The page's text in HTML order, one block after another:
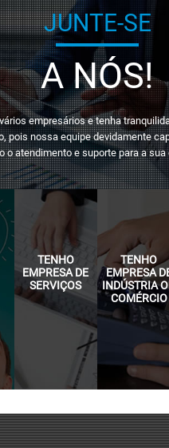
JUNTE-SE
A NÓS!
empresários e tenha
pois nossa equipe devidamente
o atendimento e suporte para a sua
TENHO
EMPRESA DE
SERVIÇOS
TENHO
EMPRESA
INDÚSTRIA
COMÉRCIO